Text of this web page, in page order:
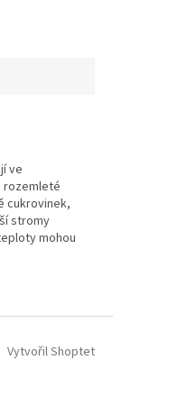
ve
rozemleté
cukrovinek,
stromy
mohou
Vytvořil Shoptet